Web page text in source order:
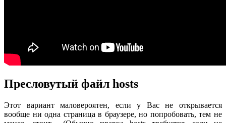
Пресловутый файл hosts
Этот вариант маловероятен, если у Вас не открывается
вообще ни одна страница в браузере, но попробовать, тем не